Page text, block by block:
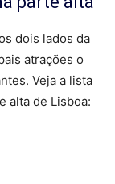
dois lados da
atrações o
Veja a lista
alta de Lisboa: